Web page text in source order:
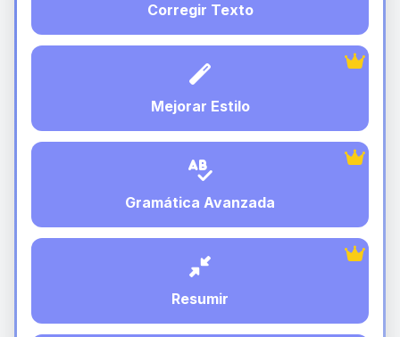
Corregir Texto
Mejorar Estilo
Gramática Avanzada
Resumir